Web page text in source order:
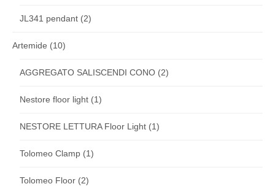
JL341 pendant (2)
Artemide (10)
AGGREGATO SALISCENDI CONO (2)
Nestore floor light (1)
NESTORE LETTURA Floor Light (1)
Tolomeo Clamp (1)
Tolomeo Floor (2)